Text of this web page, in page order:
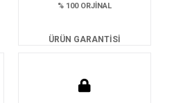
% 100 ORJİNAL
ÜRÜN GARANTİSİ